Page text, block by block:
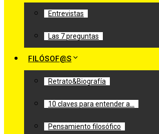
Entrevistas
Las 7 preguntas
FILÓSOF@S
Retrato&Biografía
10 claves para entender a…
Pensamiento filosófico